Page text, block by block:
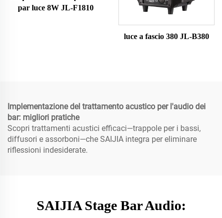
par luce 8W JL-F1810
luce a fascio 380 JL-B380
Implementazione del trattamento acustico per l'audio dei
bar: migliori pratiche
Scopri trattamenti acustici efficaci—trappole per i bassi,
diffusori e assorboni—che SAIJIA integra per eliminare
riflessioni indesiderate.
SAIJIA Stage Bar Audio: